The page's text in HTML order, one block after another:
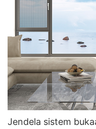
Jendela sistem